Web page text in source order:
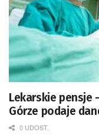
Lekarskie pensje
Górze podaje
0 UDOST.